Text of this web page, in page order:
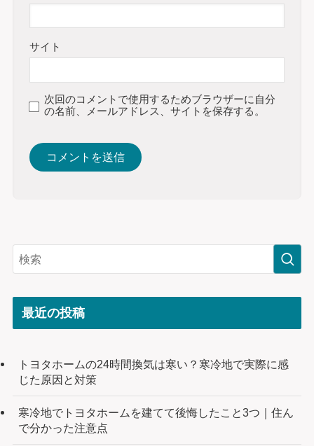
サイト
次回のコメントで使用するためブラウザーに自分
の名前、メールアドレス、サイトを保存する。
最近の投稿
トヨタホームの24時間換気は寒い？寒冷地で実際に感
じた原因と対策
寒冷地でトヨタホームを建てて後悔したこと3つ｜住ん
で分かった注意点